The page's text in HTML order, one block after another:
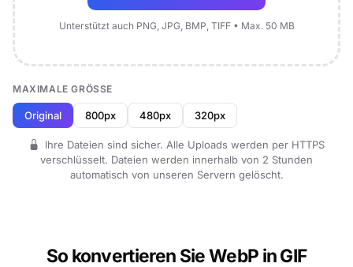
Unterstützt auch PNG, JPG, BMP, TIFF • Max. 50 MB
MAXIMALE GRÖSSE
Original 800px 480px 320px
Ihre Dateien sind sicher. Alle Uploads werden per HTTPS
verschlüsselt. Dateien werden innerhalb von 2 Stunden
automatisch von unseren Servern gelöscht.
So konvertieren Sie WebP in GIF